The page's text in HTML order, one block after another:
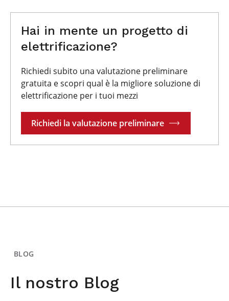
Hai in mente un progetto di
elettrificazione?
Richiedi subito una valutazione preliminare
gratuita e scopri qual è la migliore soluzione di
elettrificazione per i tuoi mezzi
Richiedi la valutazione preliminare
BLOG
Il nostro Blog